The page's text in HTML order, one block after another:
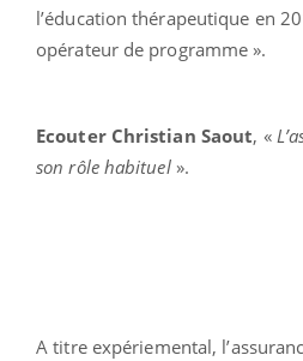
l’éducation thérapeutique en
opérateur de programme ».
Ecouter Christian Saout, «
son rôle habituel ».
A titre expériemental,